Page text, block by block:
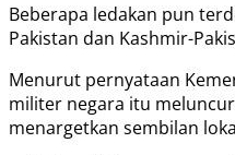
Beberapa ledakan pun
Pakistan dan Kashmir-
Menurut pernyataan
militer negara itu
menargetkan sembilan